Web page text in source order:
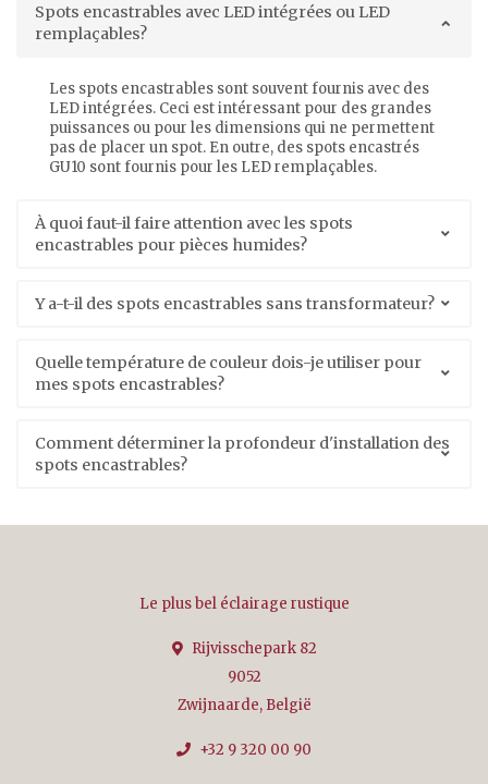
Spots encastrables avec LED intégrées ou LED
remplaçables?
Les spots encastrables sont souvent fournis avec des
LED intégrées. Ceci est intéressant pour des grandes
puissances ou pour les dimensions qui ne permettent
pas de placer un spot. En outre, des spots encastrés
GU10 sont fournis pour les LED remplaçables.
À quoi faut-il faire attention avec les spots
encastrables pour pièces humides?
Y a-t-il des spots encastrables sans transformateur?
Quelle température de couleur dois-je utiliser pour
mes spots encastrables?
Comment déterminer la profondeur d'installation des
spots encastrables?
Le plus bel éclairage rustique
Rijvisschepark 82
9052
Zwijnaarde, België
+32 9 320 00 90